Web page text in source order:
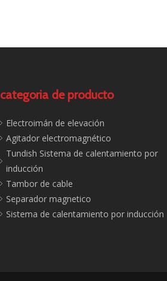
categoria de producto
Electroimán de elevación
Agitador electromagnético
Tundish Sistema de calentamiento por
inducción
Tambor de cable
Separador magnetico
Sistema de calentamiento por inducción